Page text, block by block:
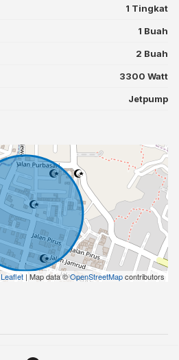
1 Tingkat
1 Buah
2 Buah
3300 Watt
Jetpump
Leaflet | Map data ©OpenStreetMapcontributors